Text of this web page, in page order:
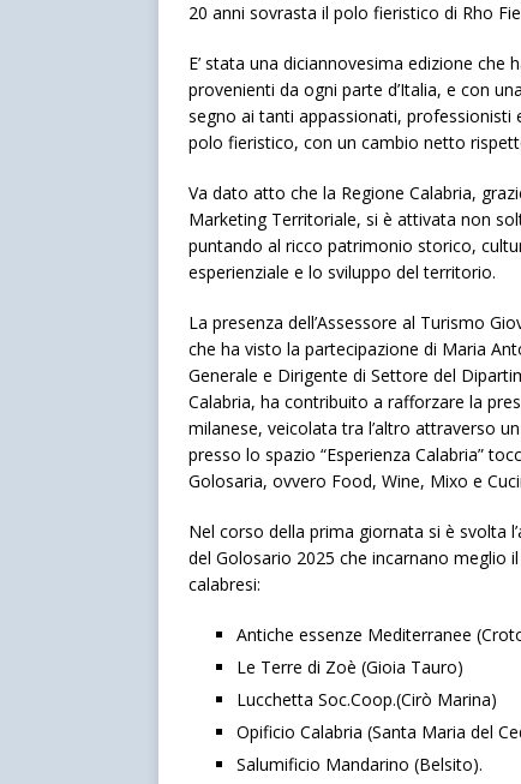
20 anni sovrasta il polo fieristico di Rho
E’ stata una diciannovesima edizione
provenienti da ogni parte d’Italia, e con
segno ai tanti appassionati, professionisti
polo fieristico, con un cambio netto
Va dato atto che la Regione Calabria,
Marketing Territoriale, si è attivata non
puntando al ricco patrimonio storico,
esperienziale e lo sviluppo del territorio.
La presenza dell’Assessore al Turismo
che ha visto la partecipazione di Maria
Generale e Dirigente di Settore del
Calabria, ha contribuito a rafforzare la
milanese, veicolata tra l’altro attraverso
presso lo spazio “Esperienza Calabria”
Golosaria, ovvero Food, Wine, Mixo e
Nel corso della prima giornata si è svolta
del Golosario 2025 che incarnano meglio
calabresi:
Antiche essenze Mediterranee
Le Terre di Zoè (Gioia Tauro)
Lucchetta Soc.Coop.(Cirò Marina)
Opificio Calabria (Santa Maria del
Salumificio Mandarino (Belsito).